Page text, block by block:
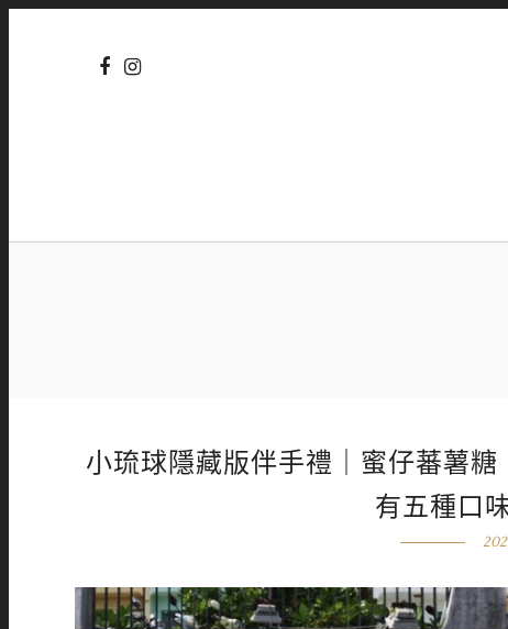
小琉球隱藏版伴手禮｜蜜仔蕃薯
有五種口